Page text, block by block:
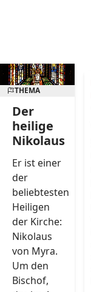
THEMA
Der
heilige
Nikolaus
Er ist einer
der
beliebtesten
Heiligen
der Kirche:
Nikolaus
von Myra.
Um den
Bischof,